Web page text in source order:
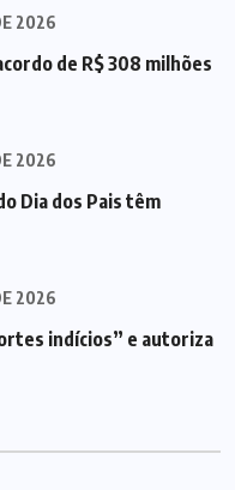
2026
de R$ 308 milhões
2026
Dia dos Pais têm
2026
indícios” e autoriza